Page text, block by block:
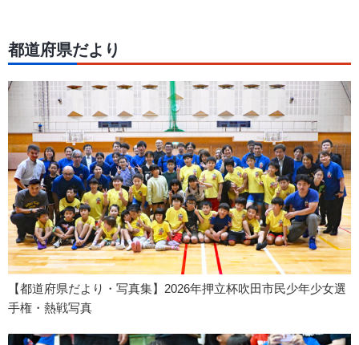
都道府県だより
【都道府県だより・写真集】2026年押立杯吹田市民少年少女選
手権・熱戦写真